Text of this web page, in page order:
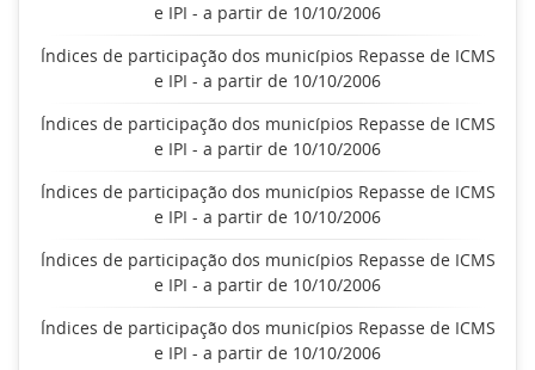
e IPI - a partir de 10/10/2006
Índices de participação dos municípios Repasse de ICMS
e IPI - a partir de 10/10/2006
Índices de participação dos municípios Repasse de ICMS
e IPI - a partir de 10/10/2006
Índices de participação dos municípios Repasse de ICMS
e IPI - a partir de 10/10/2006
Índices de participação dos municípios Repasse de ICMS
e IPI - a partir de 10/10/2006
Índices de participação dos municípios Repasse de ICMS
e IPI - a partir de 10/10/2006